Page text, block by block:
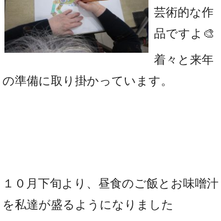
芸術的な作
品ですよ🎨
着々と 来年
の準備に取り掛かっています。
１０月下旬より、昼食のご飯とお味噌汁
を私達が盛るようになりました